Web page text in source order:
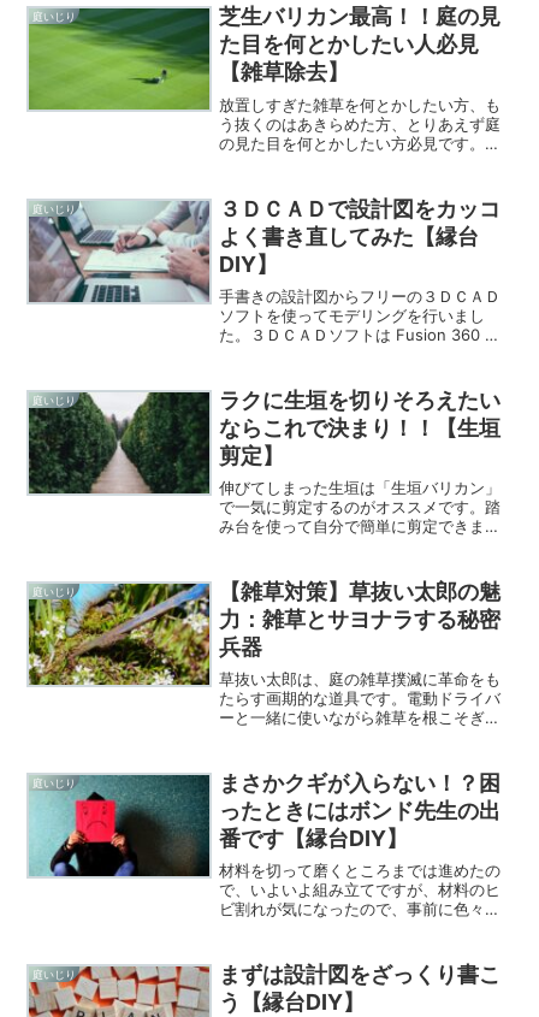
庭いじり
芝生バリカン最高！！庭の見
た目を何とかしたい人必見
【雑草除去】
放置しすぎた雑草を何とかしたい方、も
う抜くのはあきらめた方、とりあえず庭
の見た目を何とかしたい方必見です。電
ちいいです。おすすめの芝生バリカンも
紹介しています。
庭いじり
３ＤＣＡＤで設計図をカッコ
よく書き直してみた【縁台
DIY】
手書きの設計図からフリーの３ＤＣＡＤ
ソフトを使ってモデリングを行いまし
た。３ＤＣＡＤソフトは Fusion 360 を
の手順を決め、必要な材料の寸法をすべ
て決めました。
庭いじり
ラクに生垣を切りそろえたい
ならこれで決まり！！【生垣
剪定】
伸びてしまった生垣は「生垣バリカン」
で一気に剪定するのがオススメです。踏
み台を使って自分で簡単に剪定できま
軽さ重視の方は是非試してみて欲しいで
す。
庭いじり
【雑草対策】草抜い太郎の魅
力：雑草とサヨナラする秘密
兵器
草抜い太郎は、庭の雑草撲滅に革命をも
たらす画期的な道具です。電動ドライバ
ーと一緒に使いながら雑草を根こそぎ抜
間がかからずに、雑草を根から取り除く
ことができます。
庭いじり
まさかクギが入らない！？困
ったときにはボンド先生の出
番です【縁台DIY】
材料を切って磨くところまでは進めたの
で、いよいよ組み立てですが、材料のヒ
ビ割れが気になったので、事前に色々試
ンドをメインに組み立てることにしまし
た。
庭いじり
まずは設計図をざっくり書こ
う【縁台DIY】